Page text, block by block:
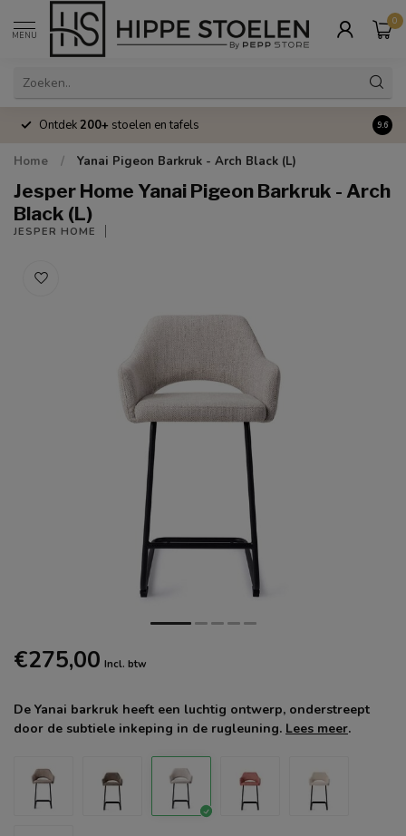
MENU
0
Ontdek200+ stoelen en tafels 9.6
Home / Yanai Pigeon Barkruk - Arch Black (L)
Jesper Home Yanai Pigeon Barkruk - Arch
Black (L)
JESPER HOME
€275,00 Incl. btw
De Yanai barkruk heeft een luchtig ontwerp, onderstreept
door de subtiele inkeping in de rugleuning. Lees meer.